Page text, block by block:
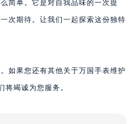
简单。它是对自我品味的一次提
次期待。让我们一起探索这份独特
如果您还有其他关于万国手表维护
将竭诚为您服务。